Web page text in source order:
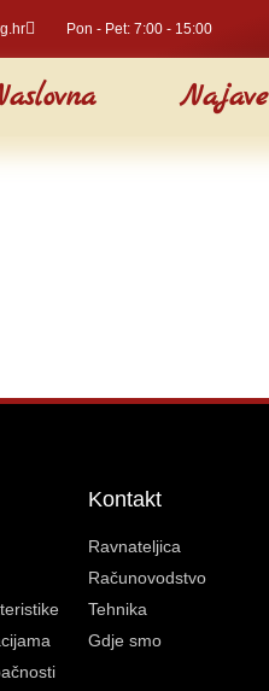
Pon - Pet: 7:00 - 15:00
Najave
Kontakt
Ravnateljica
Računovodstvo
Tehnika
Gdje smo